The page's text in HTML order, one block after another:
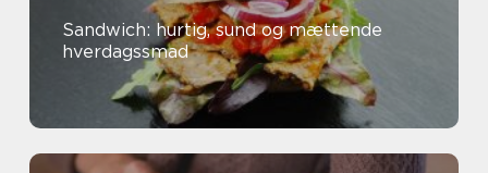
Sandwich: hurtig, sund og mættende
hverdagssmad